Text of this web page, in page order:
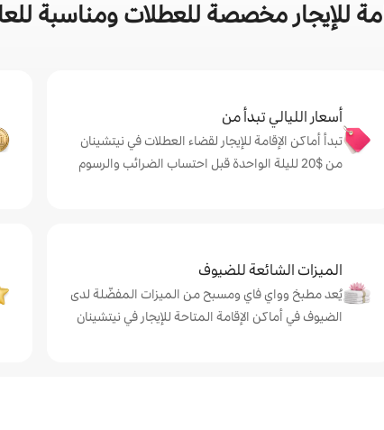
للإيجار مخصصة للعطلات ومناسبة
أسعار الليالي تبدأ من
تبدأ أماكن الإقامة للإيجار لقضاء العطلات في نيتشينان
من $‏20 لليلة الواحدة قبل احتساب الضرائب والرسوم
الميزات الشائعة للضيوف
يُعد مطبخ وواي فاي ومسبح من الميزات المفضّلة لدى
الضيوف في أماكن الإقامة المتاحة للإيجار في نيتشينان